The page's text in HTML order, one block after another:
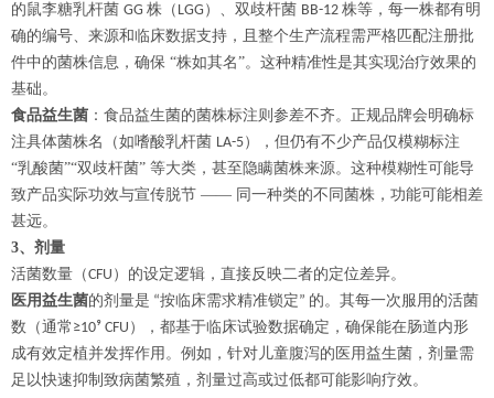
的鼠李糖乳杆菌 GG 株（ LGG ）、双歧杆菌 BB-12 株等，每一株都有明
确的编号、来源和临床数据支持，且整个生产流程需严格匹配注册批
件中的菌株信息，确保 “株如其名”。这种精准性是其实现治疗效果的
基础。
食品益生菌 ：食品益生菌的菌株标注则参差不齐。正规品牌会明确标
注具体菌株名（如嗜酸乳杆菌 LA-5），但仍有不少产品仅模糊标注
“乳酸菌”“双歧杆菌” 等大类，甚至隐瞒菌株来源。这种模糊性可能导
致产品实际功效与宣传脱节 —— 同一种类的不同菌株，功能可能相差
甚远。
3、 剂量
活菌数量（CFU ）的设定逻辑，直接反映二者的定位差异。
医用益生菌的剂量是 “按临床需求精准锁定” 的。其每一次服用的活菌
数（通常 ≥10⁹ CFU ），都基于临床试验数据确定，确保能在肠道内形
成有效定植并发挥作用。例如，针对儿童腹泻的医用益生菌，剂量需
足以快速抑制致病菌繁殖，剂量过高或过低都可能影响疗效。